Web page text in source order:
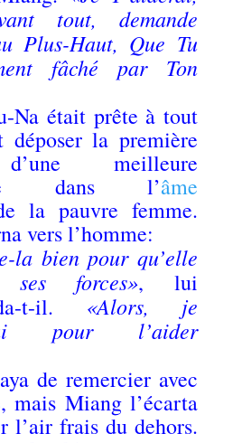
tout, demande
Plus-Haut, Que Tu
fâché par Ton
Na était prête à tout
la première
meilleure
dans l’âme
la pauvre femme.
vers l’homme:
la bien pour qu’elle
ses forces», lui
t-il. «Alors, je
pour l’aider
de remercier avec
mais Miang l’écarta
l’air frais du dehors.